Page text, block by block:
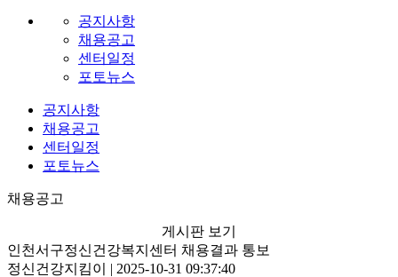
공지사항
채용공고
센터일정
포토뉴스
공지사항
채용공고
센터일정
포토뉴스
채용공고
게시판 보기
인천서구정신건강복지센터 채용결과 통보
정신건강지킴이 | 2025-10-31 09:37:40